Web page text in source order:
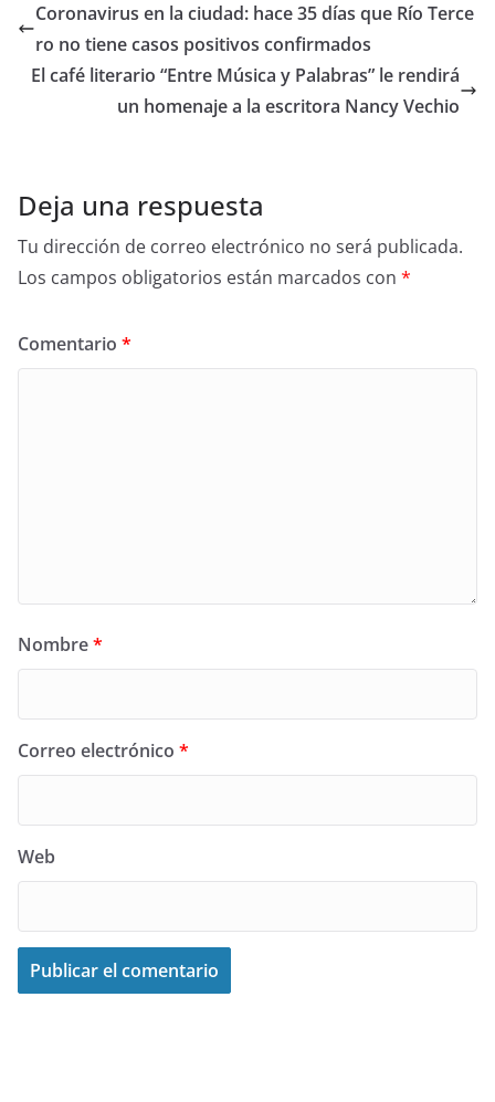
Coronavirus en la ciudad: hace 35 días que Río Terce
ro no tiene casos positivos confirmados
El café literario “Entre Música y Palabras” le rendirá
un homenaje a la escritora Nancy Vechio
Deja una respuesta
Tu dirección de correo electrónico no será publicada.
Los campos obligatorios están marcados con *
Comentario *
Nombre*
Correo electrónico *
Web